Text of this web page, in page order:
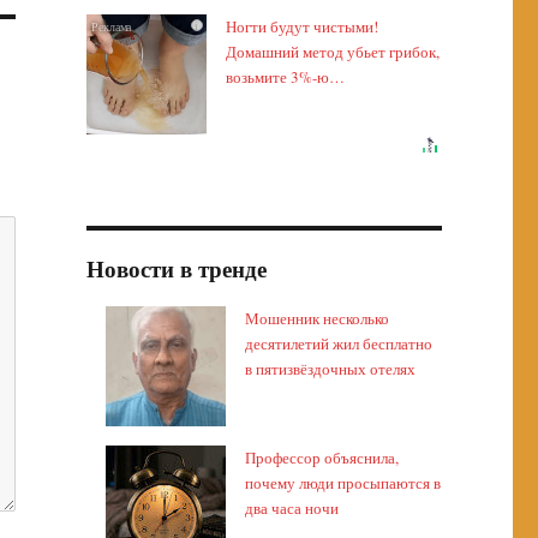
i
Ногти будут чистыми!
Домашний метод убьет грибок,
возьмите 3%-ю…
Новости в тренде
Мошенник несколько
десятилетий жил бесплатно
в пятизвёздочных отелях
Профессор объяснила,
почему люди просыпаются в
два часа ночи